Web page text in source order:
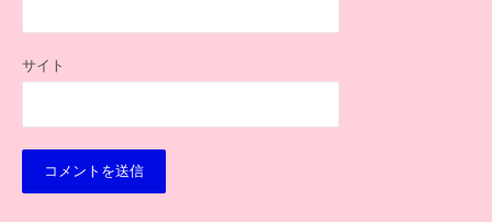
サイト